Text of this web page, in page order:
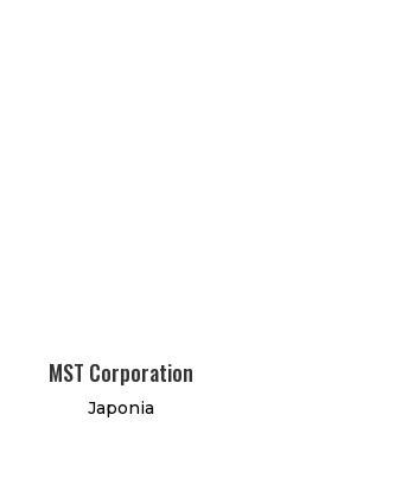
MST Corporation
Japonia